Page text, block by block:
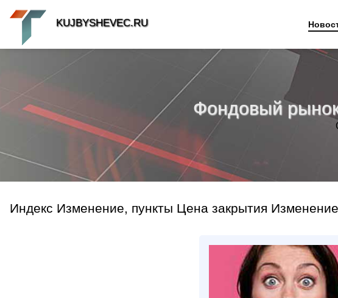
Фондовый
Индекс Изменение, пункты Цена закрытия
KUJBYSHEVEC.RU